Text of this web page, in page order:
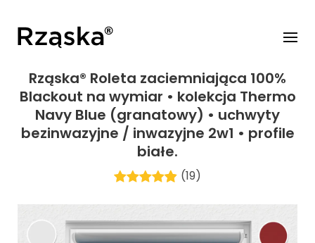
Rząska® Roleta zaciemniająca 100%
Blackout na wymiar • kolekcja Thermo
Navy Blue (granatowy) • uchwyty
bezinwazyjne / inwazyjne 2w1 • profile
białe.
(19)